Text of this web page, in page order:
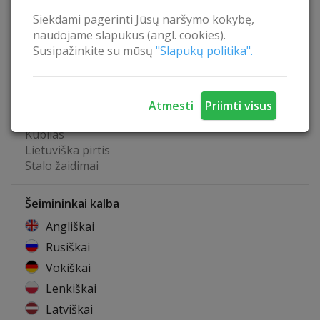
Siekdami pagerinti Jūsų naršymo kokybę,
naudojame slapukus (angl. cookies).
Susipažinkite su mūsų "Slapukų politika".
Atmesti Priimti visus
Pavėsinė
Belaidis internetas
Pusryčių paslauga
Kubilas
Lietuviška pirtis
Stalo žaidimai
Šeimininkai kalba
Angliškai
Rusiškai
Vokiškai
Lenkiškai
Latviškai